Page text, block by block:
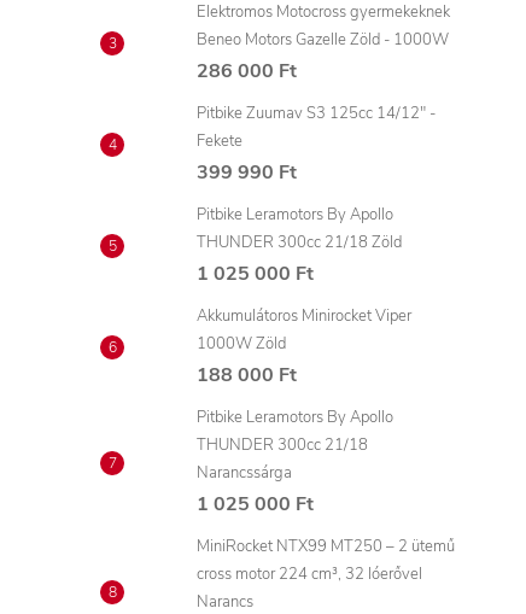
Elektromos Motocross gyermekeknek
Beneo Motors Gazelle Zöld - 1000W
286 000 Ft
Pitbike Zuumav S3 125cc 14/12" -
Fekete
399 990 Ft
Pitbike Leramotors By Apollo
THUNDER 300cc 21/18 Zöld
1 025 000 Ft
Akkumulátoros Minirocket Viper
1000W Zöld
188 000 Ft
Pitbike Leramotors By Apollo
THUNDER 300cc 21/18
Narancssárga
1 025 000 Ft
MiniRocket NTX99 MT250 – 2 ütemű
cross motor 224 cm³, 32 lóerővel
Narancs